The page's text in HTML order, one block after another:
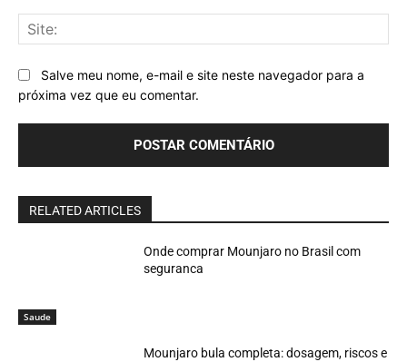
Salve meu nome, e-mail e site neste navegador para a
próxima vez que eu comentar.
RELATED ARTICLES
Saude
Onde comprar Mounjaro no Brasil com
seguranca
Mounjaro bula completa: dosagem, riscos e